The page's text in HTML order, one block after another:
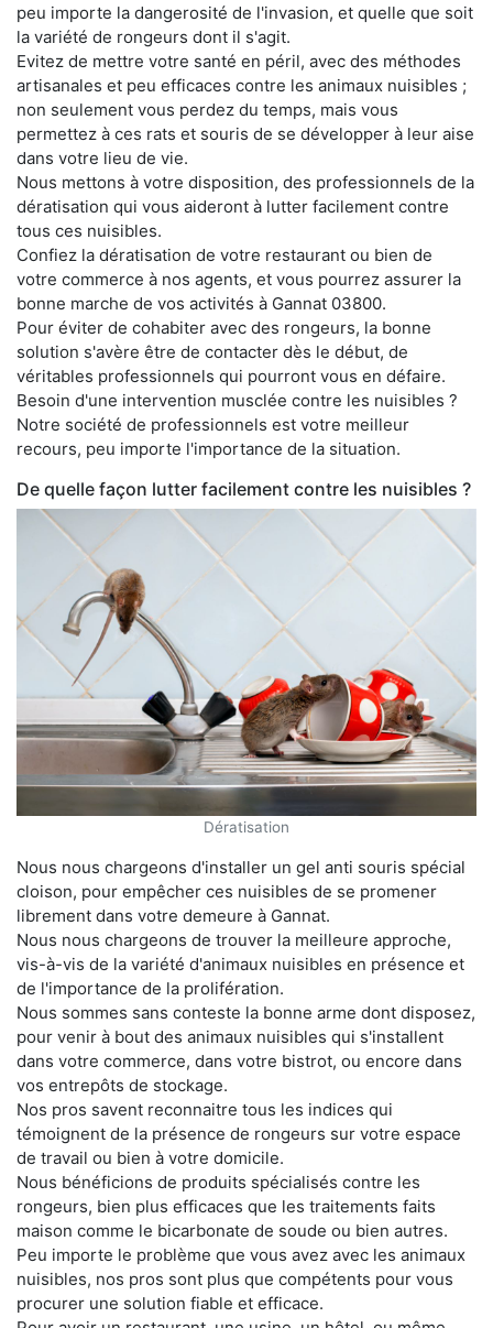
peu importe la dangerosité de l'invasion, et quelle que soit
la variété de rongeurs dont il s'agit.
Evitez de mettre votre santé en péril, avec des méthodes
artisanales et peu efficaces contre les animaux nuisibles ;
non seulement vous perdez du temps, mais vous
permettez à ces rats et souris de se développer à leur aise
dans votre lieu de vie.
Nous mettons à votre disposition, des professionnels de la
dératisation qui vous aideront à lutter facilement contre
tous ces nuisibles.
Confiez la dératisation de votre restaurant ou bien de
votre commerce à nos agents, et vous pourrez assurer la
bonne marche de vos activités à Gannat 03800.
Pour éviter de cohabiter avec des rongeurs, la bonne
solution s'avère être de contacter dès le début, de
véritables professionnels qui pourront vous en défaire.
Besoin d'une intervention musclée contre les nuisibles ?
Notre société de professionnels est votre meilleur
recours, peu importe l'importance de la situation.
De quelle façon lutter facilement contre les nuisibles ?
Dératisation
Nous nous chargeons d'installer un gel anti souris spécial
cloison, pour empêcher ces nuisibles de se promener
librement dans votre demeure à Gannat.
Nous nous chargeons de trouver la meilleure approche,
vis-à-vis de la variété d'animaux nuisibles en présence et
de l'importance de la prolifération.
Nous sommes sans conteste la bonne arme dont disposez,
pour venir à bout des animaux nuisibles qui s'installent
dans votre commerce, dans votre bistrot, ou encore dans
vos entrepôts de stockage.
Nos pros savent reconnaitre tous les indices qui
témoignent de la présence de rongeurs sur votre espace
de travail ou bien à votre domicile.
Nous bénéficions de produits spécialisés contre les
rongeurs, bien plus efficaces que les traitements faits
maison comme le bicarbonate de soude ou bien autres.
Peu importe le problème que vous avez avec les animaux
nuisibles, nos pros sont plus que compétents pour vous
procurer une solution fiable et efficace.